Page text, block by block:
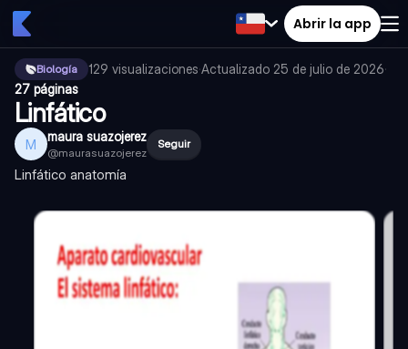
Abrir la app
Biología 129 visualizaciones·Actualizado 25 de julio de 2026·
27 páginas
Linfático
M maura suazojerez
@maurasuazojerez
Seguir
Linfático anatomía